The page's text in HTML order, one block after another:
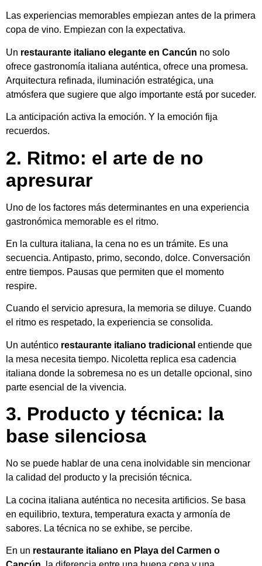
Las experiencias memorables empiezan antes de la primera
copa de vino. Empiezan con la expectativa.
Un restaurante italiano elegante en Cancún no solo
ofrece gastronomía italiana auténtica, ofrece una promesa.
Arquitectura refinada, iluminación estratégica, una
atmósfera que sugiere que algo importante está por suceder.
La anticipación activa la emoción. Y la emoción fija
recuerdos.
2. Ritmo: el arte de no
apresurar
Uno de los factores más determinantes en una experiencia
gastronómica memorable es el ritmo.
En la cultura italiana, la cena no es un trámite. Es una
secuencia. Antipasto, primo, secondo, dolce. Conversación
entre tiempos. Pausas que permiten que el momento
respire.
Cuando el servicio apresura, la memoria se diluye. Cuando
el ritmo es respetado, la experiencia se consolida.
Un auténtico restaurante italiano tradicional entiende que
la mesa necesita tiempo. Nicoletta replica esa cadencia
italiana donde la sobremesa no es un detalle opcional, sino
parte esencial de la vivencia.
3. Producto y técnica: la
base silenciosa
No se puede hablar de una cena inolvidable sin mencionar
la calidad del producto y la precisión técnica.
La cocina italiana auténtica no necesita artificios. Se basa
en equilibrio, textura, temperatura exacta y armonía de
sabores. La técnica no se exhibe, se percibe.
En un restaurante italiano en Playa del Carmen o